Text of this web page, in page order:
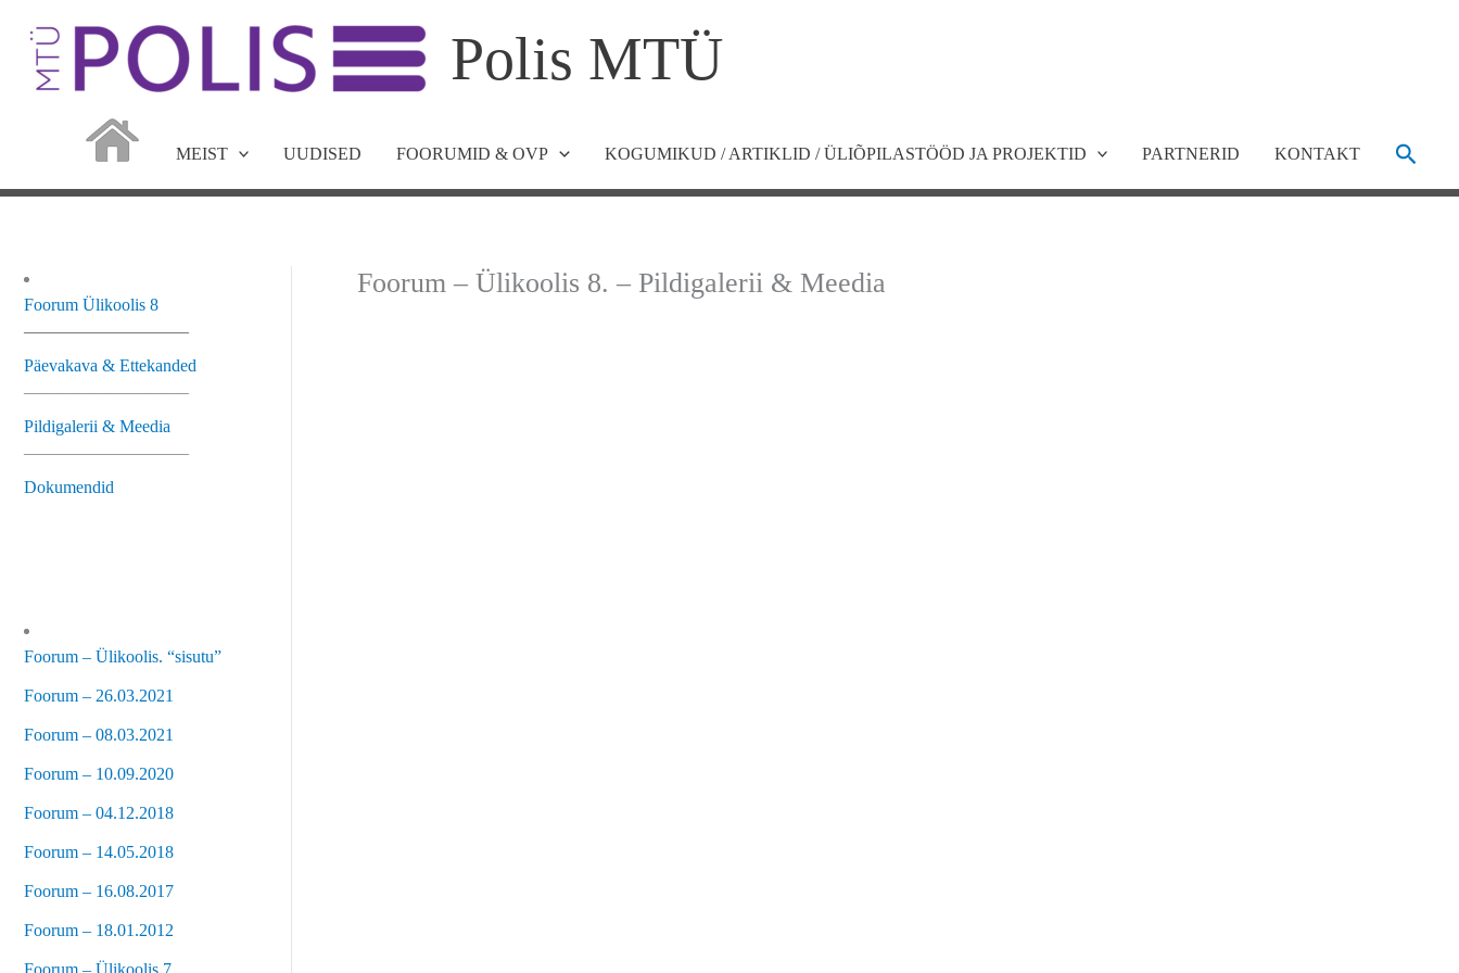
content
Polis MTÜ
MEIST UUDISED FOORUMID & OVP KOGUMIKUD / ARTIKLID / ÜLIÕPILASTÖÖD JA PROJEKTID PARTNERID KONTAKT Search
Foorum Ülikoolis 8
—————————–
Päevakava & Ettekanded
—————————–
Pildigalerii & Meedia
—————————–
Dokumendid
Foorum – Ülikoolis. “sisutu”
Foorum – 26.03.2021
Foorum – 08.03.2021
Foorum – 10.09.2020
Foorum – 04.12.2018
Foorum – 14.05.2018
Foorum – 16.08.2017
Foorum – 18.01.2012
Foorum – Ülikoolis 7
Foorum – Ülikoolis 8. – Pildigalerii & Meedia